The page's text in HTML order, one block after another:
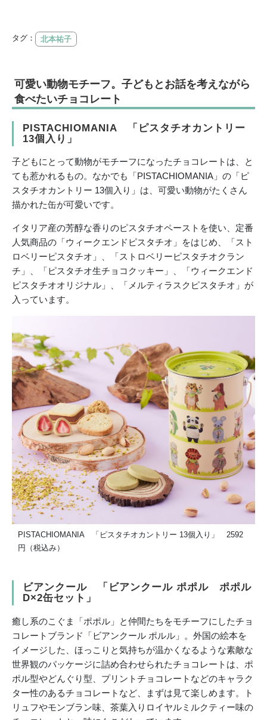
タグ： 北本祐子
可愛い動物モチーフ。子どもとお話を考えながら
食べたいチョコレート
PISTACHIOMANIA 「ピスタチオカントリー
13個入り」
子どもにとって動物がモチーフになったチョコレートは、と
ても惹かれるもの。なかでも「PISTACHIOMANIA」の「ピ
スタチオカントリー 13個入り」は、可愛い動物がたくさん
描かれた缶が可愛いです。
イタリア産の芳醇な香りのピスタチオペーストを使い、定番
人気商品の「ウィークエンドピスタチオ」をはじめ、「スト
ロベリーピスタチオ」、「ストロベリーピスタチオクラン
チ」、「ピスタチオ生チョコクッキー」、「ウィークエンド
ピスタチオオリジナル」、「メルティラスクピスタチオ」が
入っています。
PISTACHIOMANIA 「ピスタチオカントリー 13個入り」 2592
円（税込み）
ビアンクール 「ビアンクール ポポル ポポル
D×2缶セット」
癒し系のこぐま「ポポル」と仲間たちをモチーフにしたチョ
コレートブランド「ビアンクール ポルル」。外国の絵本を
イメージした、ほっこりと気持ちが温かくなるような素敵な
世界観のパッケージに詰め合わせられたチョコレートは、ポ
ポル型やどんぐり型、プリントチョコレートなどのキャラク
ター性のあるチョコレートなど、まずは見て楽しめます。ト
リュフやモンブラン味、茶葉入りロイヤルミルクティー味の